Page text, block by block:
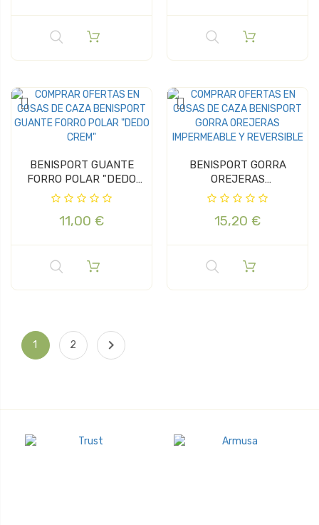
BENISPORT GUANTE
FORRO POLAR "DEDO
CREM"
11,00 €
BENISPORT GORRA
OREJERAS
IMPERMEABLE Y
15,20 €
1 2 